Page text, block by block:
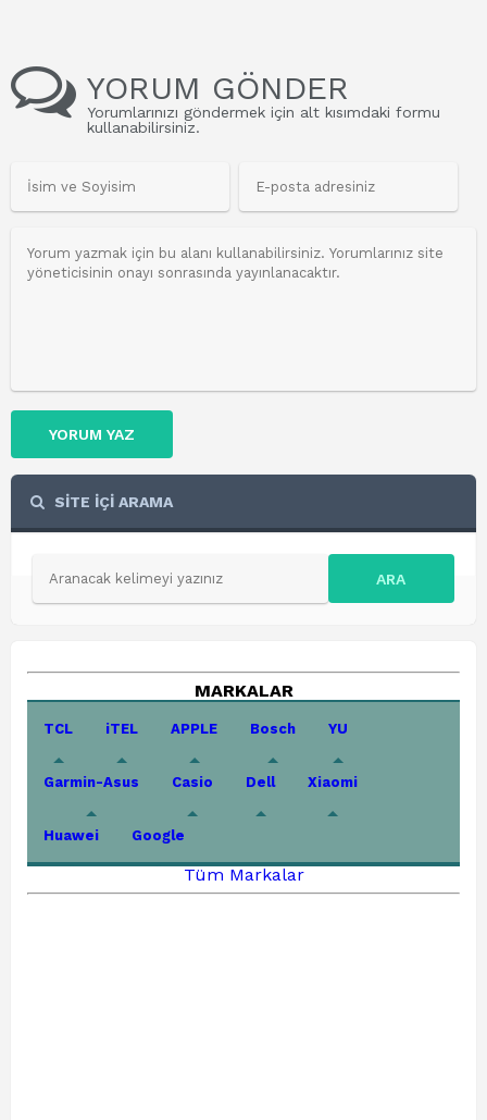
YORUM GÖNDER
Yorumlarınızı göndermek için alt kısımdaki formu
kullanabilirsiniz.
YORUM YAZ
SİTE İÇİ ARAMA
ARA
MARKALAR
TCL iTEL APPLE Bosch YU
Garmin-Asus Casio Dell Xiaomi
Huawei Google
Tüm Markalar